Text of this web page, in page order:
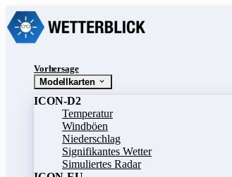
Vorhersage
Modellkarten
ICON-D2
Temperatur
Windböen
Niederschlag
Signifikantes Wetter
Simuliertes Radar